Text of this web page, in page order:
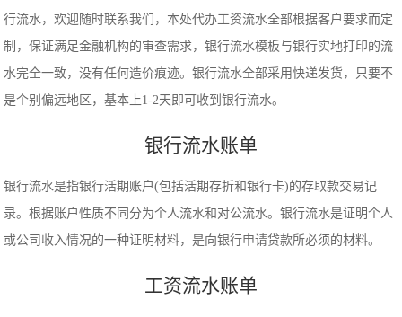
行流水，欢迎随时联系我们，本处代办工资流水全部根据客户要求而定
制，保证满足金融机构的审查需求，银行流水模板与银行实地打印的流
水完全一致，没有任何造价痕迹。银行流水全部采用快递发货，只要不
是个别偏远地区，基本上1-2天即可收到银行流水。
银行流水账单
银行流水是指银行活期账户(包括活期存折和银行卡)的存取款交易记
录。根据账户性质不同分为个人流水和对公流水。银行流水是证明个人
或公司收入情况的一种证明材料，是向银行申请贷款所必须的材料。
工资流水账单